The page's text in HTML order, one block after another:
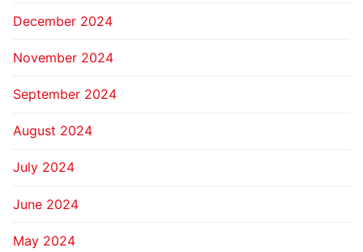
December 2024
November 2024
September 2024
August 2024
July 2024
June 2024
May 2024